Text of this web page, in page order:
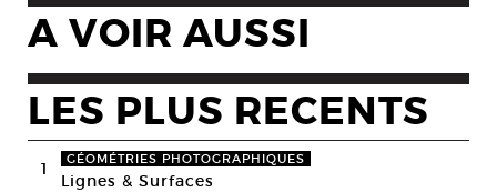
A VOIR AUSSI
LES PLUS RECENTS
1 GÉOMÉTRIES PHOTOGRAPHIQUES
Lignes & Surfaces